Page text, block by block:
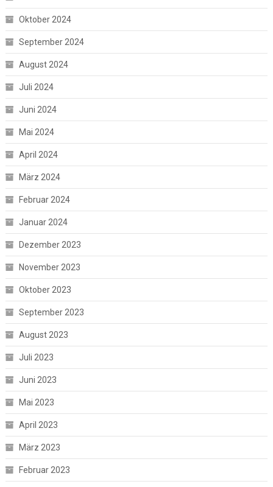
Oktober 2024
September 2024
August 2024
Juli 2024
Juni 2024
Mai 2024
April 2024
März 2024
Februar 2024
Januar 2024
Dezember 2023
November 2023
Oktober 2023
September 2023
August 2023
Juli 2023
Juni 2023
Mai 2023
April 2023
März 2023
Februar 2023